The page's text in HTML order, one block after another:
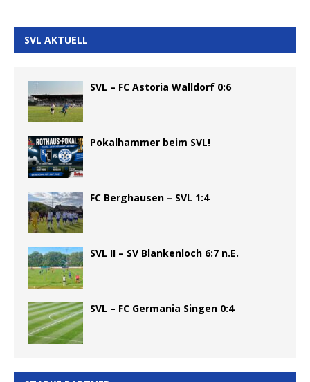
SVL AKTUELL
SVL – FC Astoria Walldorf 0:6
Pokalhammer beim SVL!
FC Berghausen – SVL 1:4
SVL II – SV Blankenloch 6:7 n.E.
SVL – FC Germania Singen 0:4